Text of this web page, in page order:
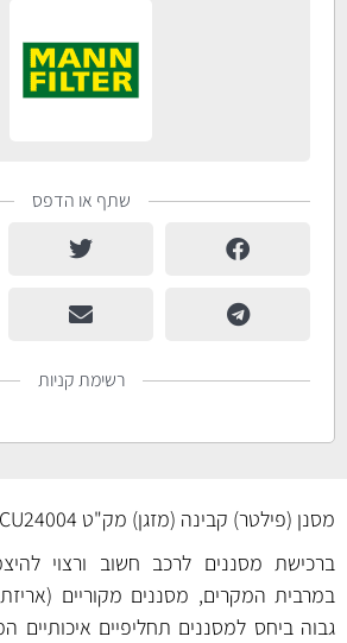
שתף או הדפס
רשימת קניות
מסנן (פילטר) קבינה (מזגן) מק"ט CU24004 של MANN גרמניה.
ברכישת מסננים לרכב חשוב ורצוי
במרבית המקרים, מסננים מקוריים
גבוה ביחס למסננים תחליפיים איכותיים